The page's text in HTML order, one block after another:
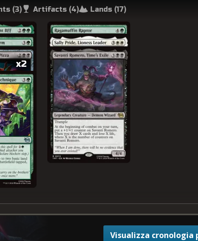
(3) Artifacts (4) Lands (17)
x2
Visualizza